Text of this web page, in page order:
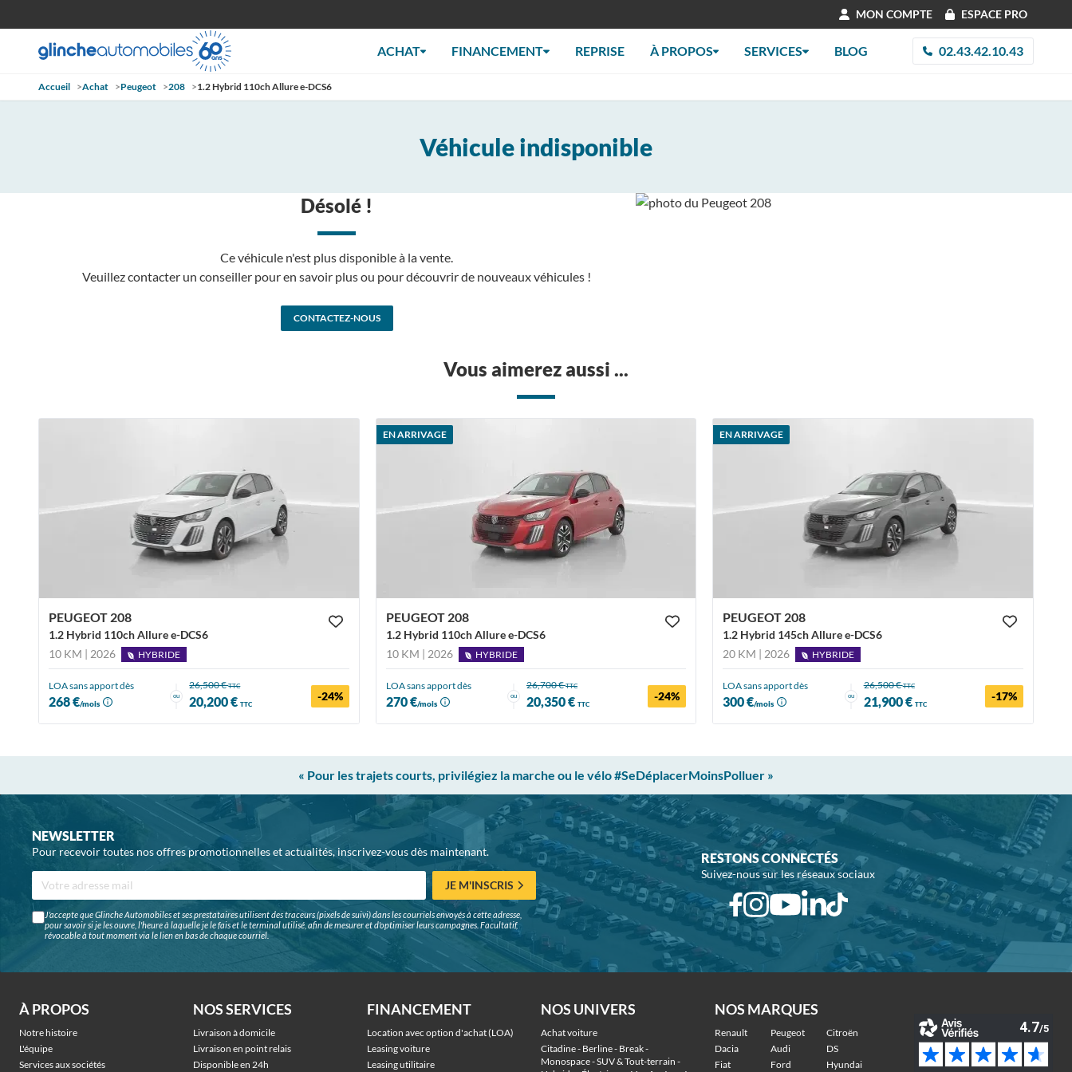
MON COMPTE ESPACE PRO
ACHAT FINANCEMENT REPRISE À PROPOS SERVICES BLOG 02.43.42.10.43
Accueil >Achat >Peugeot >208 >1.2 Hybrid 110ch Allure e-DCS6
Véhicule indisponible
Désolé !
Ce véhicule n'est plus disponible à la vente.
Veuillez contacter un conseiller pour en savoir plus ou pour découvrir de nouveaux véhicules !
CONTACTEZ-NOUS
Vous aimerez aussi ...
PEUGEOT 208
1.2 Hybrid 110ch Allure e-DCS6
10 KM | 2026
HYBRIDE
LOA sans apport dès
268 €/mois
ou
26,500 €TTC
20,200 €TTC
-24%
EN ARRIVAGE
PEUGEOT 208
1.2 Hybrid 110ch Allure e-DCS6
10 KM | 2026
HYBRIDE
LOA sans apport dès
270 €/mois
ou
26,700 €TTC
20,350 € TTC
-24%
EN ARRIVAGE
PEUGEOT 208
1.2 Hybrid 145ch Allure e-DCS6
20 KM | 2026
HYBRIDE
LOA sans apport dès
300 €/mois
ou
26,500 €TTC
21,900 € TTC
-17%
« Pour les trajets courts, privilégiez la marche ou le vélo #SeDéplacerMoinsPolluer »
NEWSLETTER
Pour recevoir toutes nos offres promotionnelles et actualités, inscrivez-vous dès maintenant.
JE M'INSCRIS
J'accepte que Glinche Automobiles et ses prestataires utilisent des traceurs (pixels de suivi) dans les courriels envoyés à cette adresse,
pour savoir si je les ouvre, l'heure à laquelle je le fais et le terminal utilisé, afin de mesurer et d'optimiser leurs campagnes. Facultatif,
révocable à tout moment via le lien en bas de chaque courriel.
RESTONS CONNECTÉS
Suivez-nous sur les réseaux sociaux
À PROPOS
Notre histoire
L'équipe
Services aux sociétés
NOS SERVICES
Livraison à domicile
Livraison en point relais
Disponible en 24h
FINANCEMENT
Location avec option d'achat (LOA)
Leasing voiture
Leasing utilitaire
NOS UNIVERS
Achat voiture
Citadine - Berline - Break -
Monospace - SUV & Tout-terrain -
NOS MARQUES
Renault Peugeot
Citroën
Dacia
Audi
DS
Fiat
Ford Hyundai